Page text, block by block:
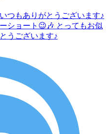
つもありがとうございます♪